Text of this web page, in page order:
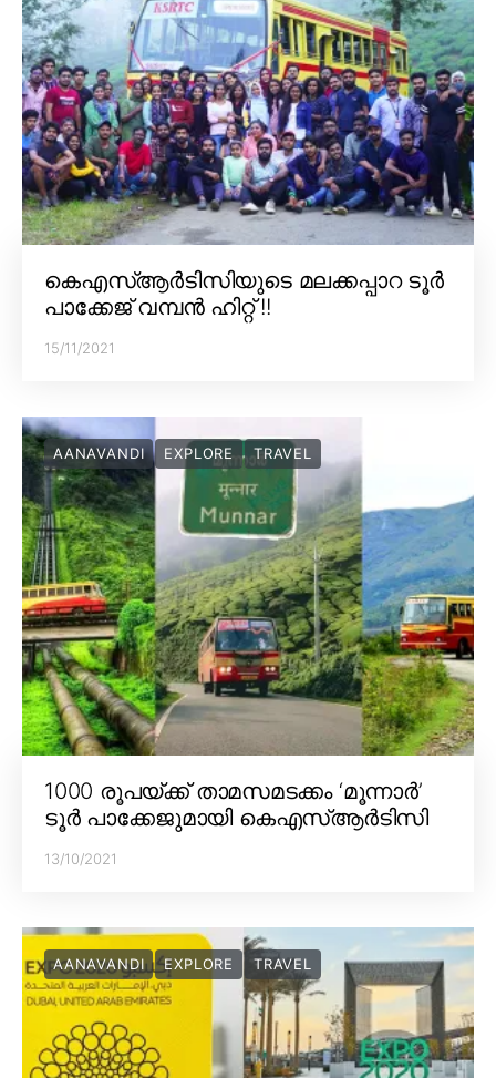
കെഎസ്ആർടിസിയുടെ മലക്കപ്പാറ ടൂർ
പാക്കേജ് വമ്പൻ ഹിറ്റ് !!
15/11/2021
AANAVANDI EXPLORE TRAVEL
1000 രൂപയ്ക്ക് താമസമടക്കം ‘മൂന്നാർ’
ടൂർ പാക്കേജുമായി കെഎസ്ആർടിസി
13/10/2021
AANAVANDI EXPLORE TRAVEL